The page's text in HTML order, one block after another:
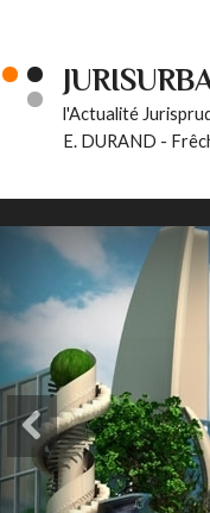
l'Actualité
E. DURAND -